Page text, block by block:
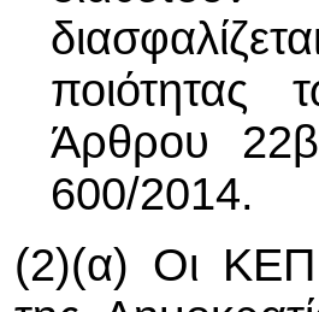
ποιότητας
Άρθρου
600/2014.
(2)(α) Οι